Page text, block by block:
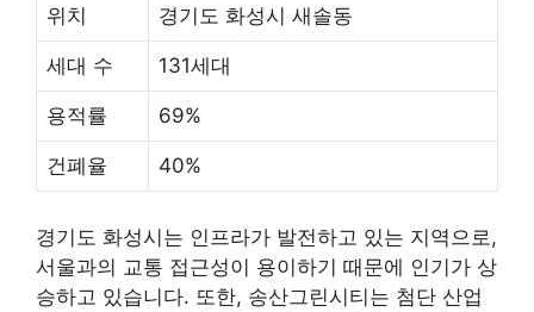
위치 경기도 화성시 새솔동
세대 수 131세대
용적률 69%
건폐율 40%
경기도 화성시는 인프라가 발전하고 있는 지역으로,
서울과의 교통 접근성이 용이하기 때문에 인기가 상
승하고 있습니다. 또한, 송산그린시티는 첨단 산업